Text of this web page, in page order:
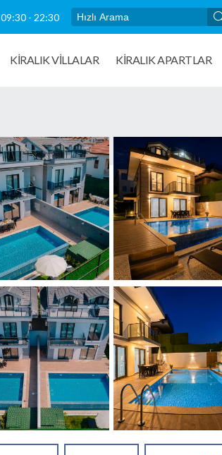
09:30 - 22:30
KIRALIK VILLALAR KİRALIK APARTLAR